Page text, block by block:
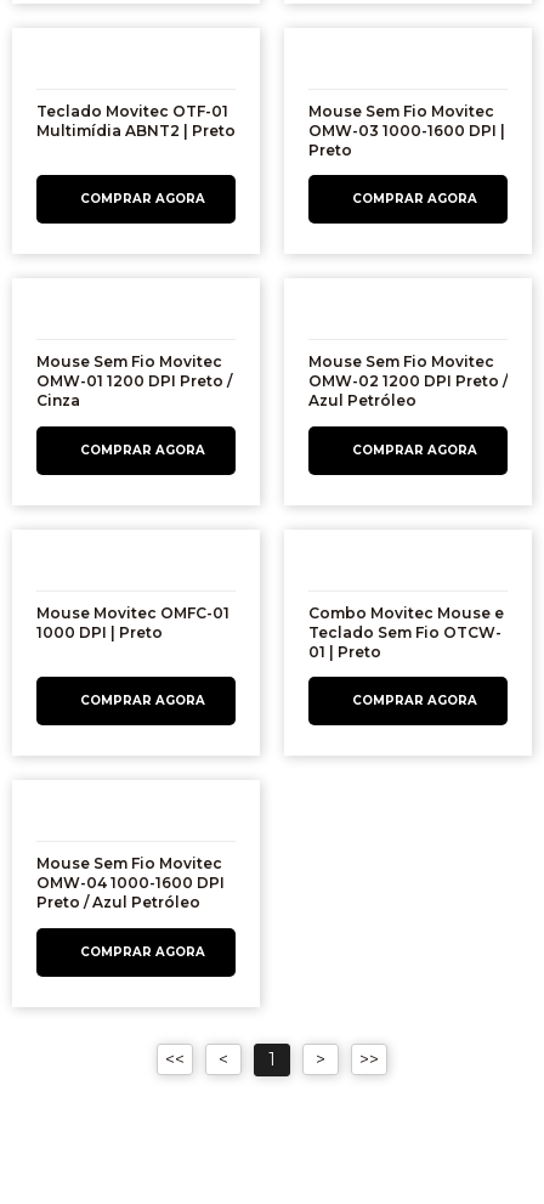
Teclado Movitec OTF-01
Multimídia ABNT2 | Preto
Mouse Sem Fio Movitec
OMW-03 1000-1600 DPI |
Preto
Mouse Sem Fio Movitec
OMW-01 1200 DPI Preto /
Cinza
Mouse Sem Fio Movitec
OMW-02 1200 DPI Preto /
Azul Petróleo
Mouse Movitec OMFC-01
1000 DPI | Preto
Combo Movitec Mouse e
Teclado Sem Fio OTCW-
01 | Preto
Mouse Sem Fio Movitec
OMW-04 1000-1600 DPI
Preto / Azul Petróleo
1